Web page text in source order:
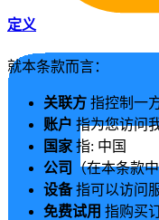
定义
就本条款而言：
关联方 指控制一
账户 指为您访问
国家 指: 中国
公司
（在本条款
设备指可以访问
免费试用 指购买